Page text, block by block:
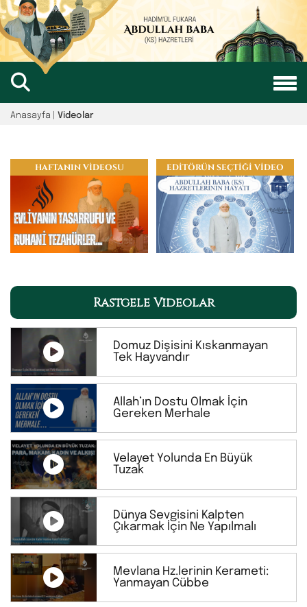
Anasayfa | Videolar
HAFTANIN VİDEOSU EDİTÖRÜN SEÇTİĞİ VİDEO
Rastgele Videolar
Domuz Dişisini Kıskanmayan
Tek Hayvandır
Allah’ın Dostu Olmak İçin
Gereken Merhale
Velayet Yolunda En Büyük
Tuzak
Dünya Sevgisini Kalpten
Çıkarmak İçin Ne Yapılmalı
Mevlana Hz.lerinin Kerameti:
Yanmayan Cübbe